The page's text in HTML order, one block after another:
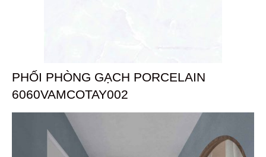
PHỐI PHÒNG GẠCH PORCELAIN
6060VAMCOTAY002